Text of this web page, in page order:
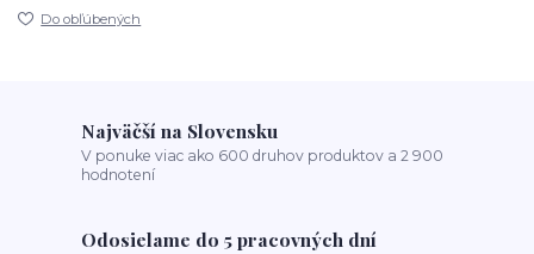
Do obľúbených
Najväčší na Slovensku
V ponuke viac ako 600 druhov produktov a 2 900
hodnotení
Odosielame do 5 pracovných dní